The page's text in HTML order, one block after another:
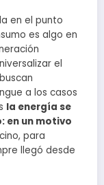
en el punto
es algo en
el
a los casos
la energía se
en un motivo
para
llegó desde